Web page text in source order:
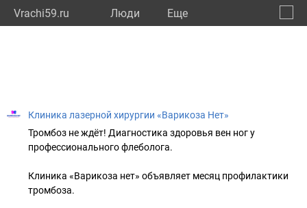
Vrachi59.ru Люди Eще
Клиника лазерной хирургии «Варикоза Нет»
Тромбоз не ждёт! Диагностика здоровья вен ног у
профессионального флеболога.
Клиника «Варикоза нет» объявляет месяц профилактики
тромбоза.